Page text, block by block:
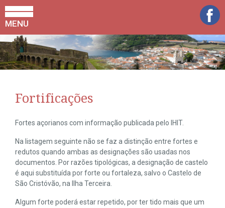
MENU
Fortificações
Fortes açorianos com informação publicada pelo IHIT.
Na listagem seguinte não se faz a distinção entre fortes e
redutos quando ambas as designações são usadas nos
documentos. Por razões tipológicas, a designação de castelo
é aqui substituída por forte ou fortaleza, salvo o Castelo de
São Cristóvão, na Ilha Terceira.
Algum forte poderá estar repetido, por ter tido mais que um